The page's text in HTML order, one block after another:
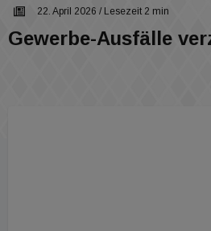
22. April 2026 / Lesezeit 2 min
Gewerbe-Ausfälle